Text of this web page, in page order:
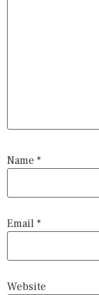
Name *
Email *
Website